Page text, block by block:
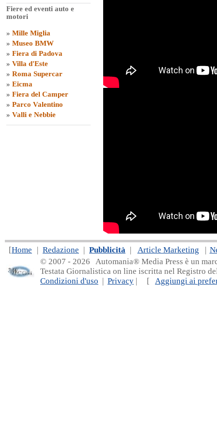
Fiere ed eventi auto e
motori
» Mille Miglia
» Museo BMW
» Fiera di Padova
» Villa d'Este
» Roma Supercar
» Eicma
» Fiera del Camper
» Parco Valentino
» Valli e Nebbie
[Home | Redazione | Pubblicità | Article Marketing |
© 2007 - 2026 Automania® Media Press è un
Testata Giornalistica on line iscritta nel Registro
Condizioni d'uso | Privacy | [ Aggiungi ai